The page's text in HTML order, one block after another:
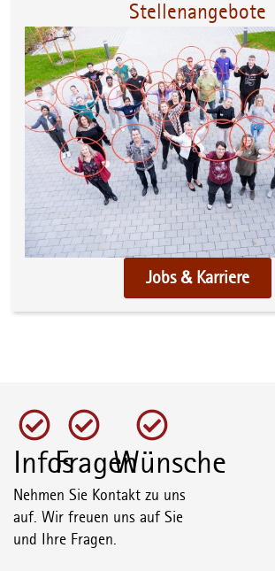
Stellenangebote
Jobs & Karriere
InfosFragenWünsche
Nehmen Sie Kontakt zu uns
auf. Wir freuen uns auf Sie
und Ihre Fragen.